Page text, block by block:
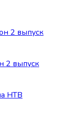
2 выпуск
2 выпуск
НТВ